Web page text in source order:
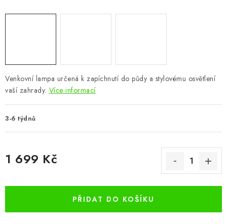
OSTATNÍ
VÝPRODEJ
Vše o nákupu Info
Reklamace a odstoupení od smlouvy
Venkovní lampa určená k zapíchnutí do půdy a stylovému osvětlení
vaší zahrady. Více informací
3-6 týdnů
1 699 Kč
PŘIDAT DO KOŠÍKU